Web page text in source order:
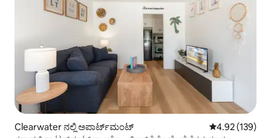
Clearwater ನಲ್ಲಿ ಅಪಾರ್ಟ್‌ಮಂಟ್ 5 ರಲ್ಲಿ 4.92
4.92 (139)